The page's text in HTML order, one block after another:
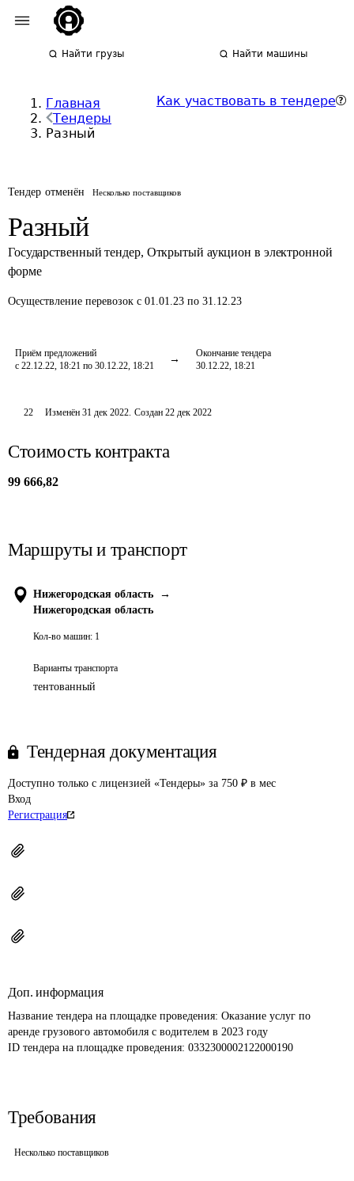
Найти грузы Найти машины
Главная
Тендеры
Разный
Как участвовать в тендере
Тендер отменён Несколько поставщиков
Разный
Государственный тендер, Открытый аукцион в электронной
форме
Осуществление перевозок с 01.01.23 по 31.12.23
Приём предложений
с 22.12.22, 18:21 по 30.12.22, 18:21
Окончание тендера
30.12.22, 18:21
22 Изменён31 дек 2022. Создан 22 дек 2022
Стоимость контракта
99 666,82
Маршруты и транспорт
Нижегородская область
→
Нижегородская область
Кол-во машин: 1
Варианты транспорта
тентованный
Тендерная документация
Доступно только с лицензией «Тендеры» за 750 ₽ в мес
Вход
Регистрация
Доп. информация
Название тендера на площадке проведения: Оказание услуг по
аренде грузового автомобиля с водителем в 2023 году
ID тендера на площадке проведения: 0332300002122000190
Требования
Несколько поставщиков